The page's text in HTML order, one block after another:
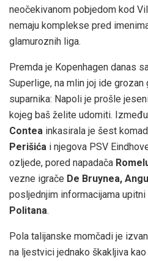
neočekivanom pobjedom kod
nemaju komplekse pred
glamuroznih liga.
Premda je Kopenhagen danas
Superlige, na mlin joj ide
suparnika: Napoli je prošle
kojeg baš želite udomiti.
Contea inkasirala je šest
Perišića i njegova PSV
ozljede, pored napadača
vezne igrače De Bruynea,
posljednjim informacijama
Politana.
Pola talijanske momčadi je
na ljestvici jednako škakljiva